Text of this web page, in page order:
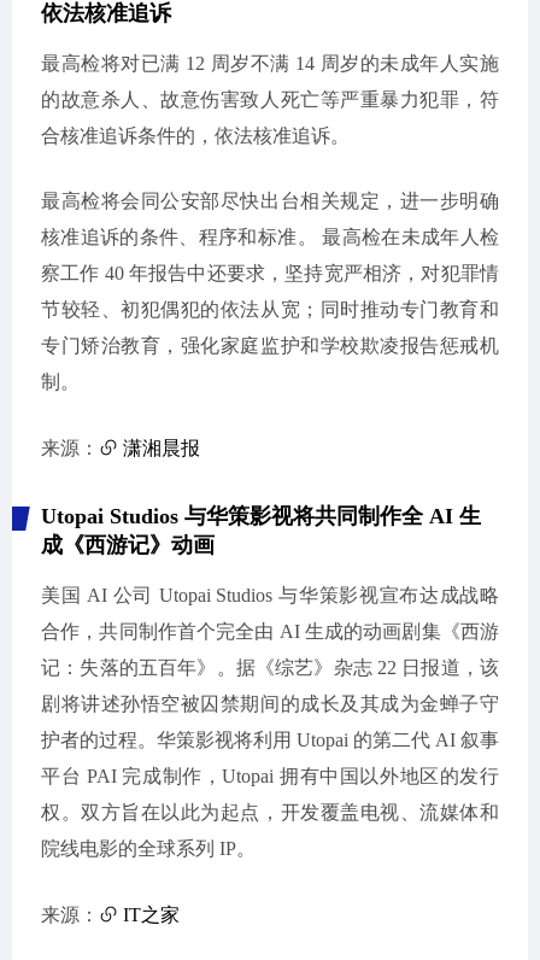
依法核准追诉
最高检将对已满 12 周岁不满 14 周岁的未成年人实施
的故意杀人、故意伤害致人死亡等严重暴力犯罪，符
合核准追诉条件的，依法核准追诉。
最高检将会同公安部尽快出台相关规定，进一步明确
核准追诉的条件、程序和标准。 最高检在未成年人检
察工作 40 年报告中还要求，坚持宽严相济，对犯罪情
节较轻、初犯偶犯的依法从宽；同时推动专门教育和
专门矫治教育，强化家庭监护和学校欺凌报告惩戒机
制。
来源： 潇湘晨报
Utopai Studios 与华策影视将共同制作全 AI 生
成《西游记》动画
美国 AI 公司 Utopai Studios 与华策影视宣布达成战略
合作，共同制作首个完全由 AI 生成的动画剧集《西游
记：失落的五百年》。据《综艺》杂志 22 日报道，该
剧将讲述孙悟空被囚禁期间的成长及其成为金蝉子守
护者的过程。华策影视将利用 Utopai 的第二代 AI 叙事
平台 PAI 完成制作，Utopai 拥有中国以外地区的发行
权。双方旨在以此为起点，开发覆盖电视、流媒体和
院线电影的全球系列 IP。
来源： IT之家